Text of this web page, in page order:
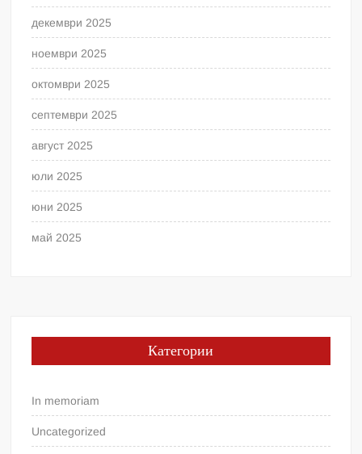
декември 2025
ноември 2025
октомври 2025
септември 2025
август 2025
юли 2025
юни 2025
май 2025
Категории
In memoriam
Uncategorized